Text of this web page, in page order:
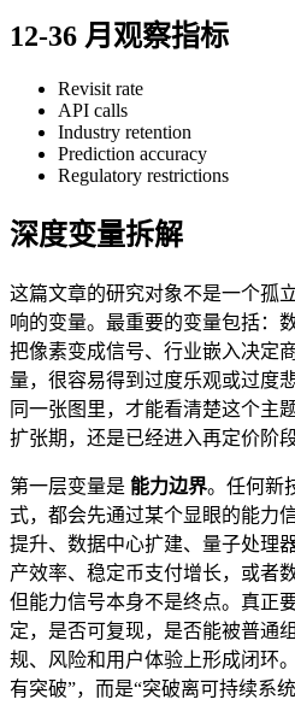
12-36 月观察指标
Revisit rate
API calls
Industry retention
Prediction accuracy
Regulatory restrictions
深度变量拆解
这篇文章的研究对象不是一个孤
响的变量。最重要的变量包括：
把像素变成信号、行业嵌入决定
量，很容易得到过度乐观或过度
同一张图里，才能看清楚这个主
扩张期，还是已经进入再定价阶段
第一层变量是 能力边界。任何新
式，都会先通过某个显眼的能力
提升、数据中心扩建、量子处理
产效率、稳定币支付增长，或者
但能力信号本身不是终点。真正
定，是否可复现，是否能被普通
规、风险和用户体验上形成闭环
有突破”，而是“突破离可持续系